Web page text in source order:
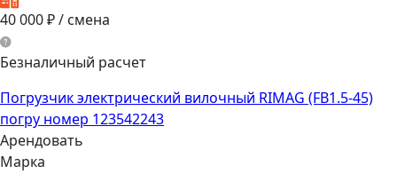
40 000₽ / смена
Безналичный расчет
Погрузчик электрический вилочный RIMAG (FB1.5-45)
погру номер 123542243
Арендовать
Марка